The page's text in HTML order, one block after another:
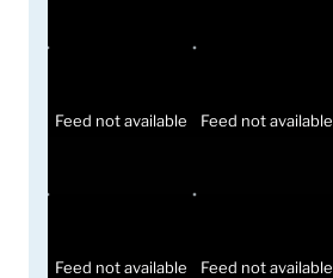
Feed not available Feed not available
Feed not available Feed not available